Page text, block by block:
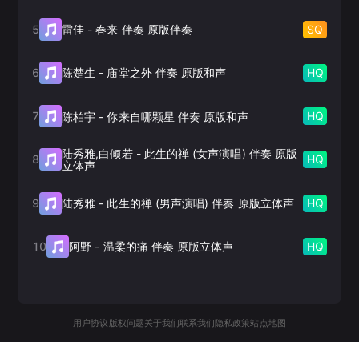
5 雷佳 -春来 伴奏 原版伴奏 SQ
6 陈楚生 - 庙堂之外 伴奏 原版和声 HQ
7 陈柏宇 -你来自哪颗星 伴奏 原版和声 HQ
8 陆秀雅,白倾若- 此生的禅 (女声演唱) 伴奏 原版
立体声
HQ
9 陆秀雅 - 此生的禅 (男声演唱) 伴奏 原版立体声 HQ
10 阿野 - 温柔的痛 伴奏 原版立体声 HQ
用户协议 版权问题关于我们联系我们 隐私政策站点地图